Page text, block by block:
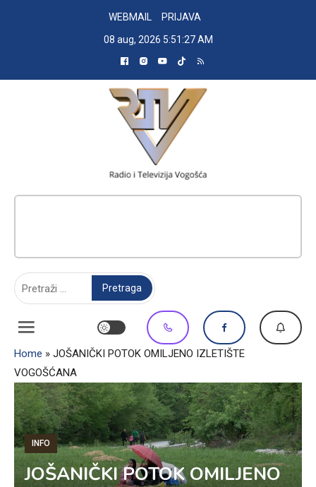
WEBMAIL
PRIJAVA
08 aug, 2026 5:51:27 AM
Home » JOŠANIČKI POTOK OMILJENO IZLETIŠTE
VOGOŠĆANA
INFO
JOŠANIČKI POTOK OMILJENO